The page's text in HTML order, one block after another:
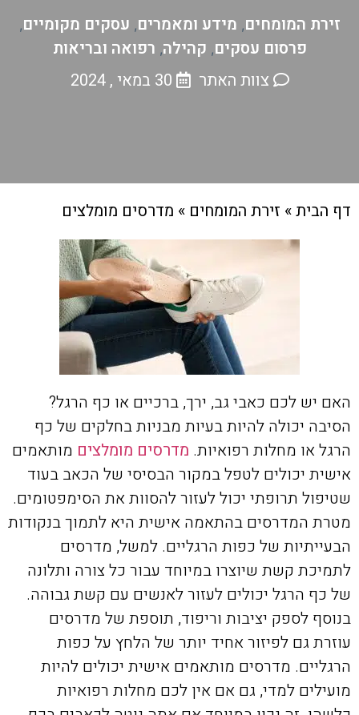
זירת המומחים, מידע ומאמרים, עסקים מקומיים,
פרסום עסקים, קהילה, רפואה ובריאות
צוות האתר
30 במאי , 2024
דף הבית» זירת המומחים » מדרסים מומלצים
האם יש לכם כאבי גב, ירך, ברכיים או כף הרגל?
הסיבה יכולה להיות בעיות מבניות בחלקים של כף
הרגל או מחלות רפואיות. מדרסים מומלצים מותאמים
אישית יכולים לטפל במקור הבסיסי של הכאב בעוד
שטיפול תרופתי יכול לעזור להסוות את הסימפטומים.
מטרת המדרסים בהתאמה אישית היא לתמוך בנקודות
הבעייתיות של כפות הרגליים. למשל, מדרסים
לתמיכת קשת שיוצרו במיוחד עבור כל צורה ותלונה
של כף הרגל יכולים לעזור לאנשים עם קשת גבוהה.
בנוסף לספק יציבות וריפוד, תוספת של מדרסים
עוזרת גם לפיזור אחיד יותר של הלחץ על כפות
הרגליים. מדרסים מותאמים אישית יכולים להיות
מועילים למדי, גם אם אין לכם מחלות רפואיות